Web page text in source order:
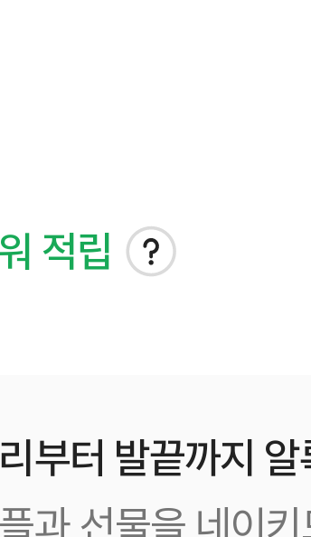
적립
부터 발끝까지
과 선물을 네이키